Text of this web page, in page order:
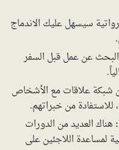
سيسهل عليك الاندماج
عن عمل قبل السفر
شبكة علاقات مع الأشخاص
للاستفادة من خبراتهم.
هناك العديد من الدورات
لمساعدة اللاجئين على